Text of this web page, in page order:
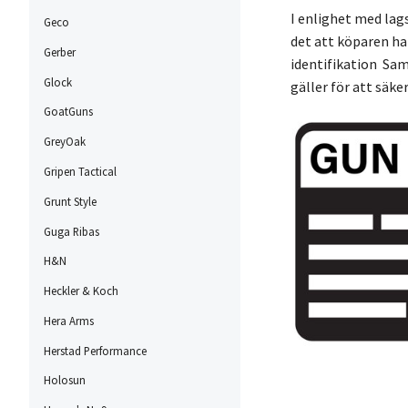
Geco
Gerber
Glock
GoatGuns
GreyOak
Gripen Tactical
Grunt Style
Guga Ribas
H&N
Heckler & Koch
Hera Arms
Herstad Performance
Holosun
I enlighet med
det att köparen
identifikation
gäller för att